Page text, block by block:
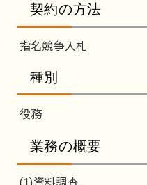
契約の方法
指名競争入札
種別
役務
業務の概要